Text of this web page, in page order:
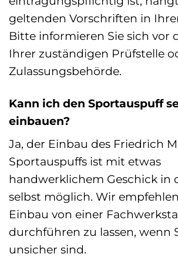
geltenden Vorschriften in
Bitte informieren Sie sich vor
Ihrer zuständigen Prüfstelle
Zulassungsbehörde.
Kann ich den Sportauspuff
einbauen?
Ja, der Einbau des Friedrich
Sportauspuffs ist mit etwas
handwerklichem Geschick in
selbst möglich. Wir
Einbau von einer
durchführen zu lassen, wenn
unsicher sind.